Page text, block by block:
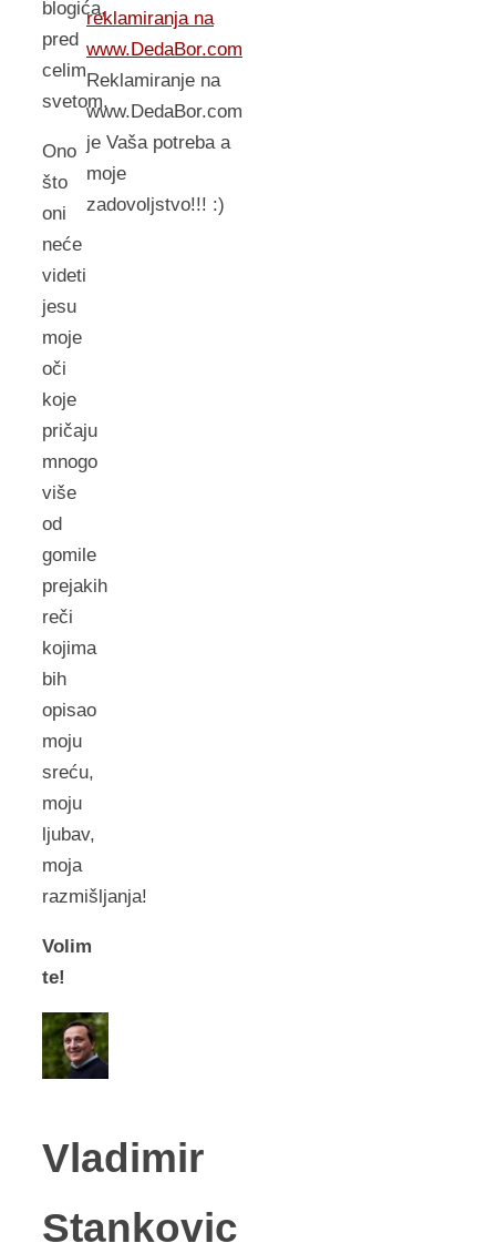
blogića,
pred
celim
svetom.
Ono
što
oni
neće
videti
jesu
moje
oči
koje
pričaju
mnogo
više
od
gomile
prejakih
reči
kojima
bih
opisao
moju
sreću,
moju
ljubav,
moja
razmišljanja!
Volim
te!
Vladimir
Stankovic
reklamiranja na
www.DedaBor.com
Reklamiranje na
www.DedaBor.com
je Vaša potreba a
moje
zadovoljstvo!!! :)